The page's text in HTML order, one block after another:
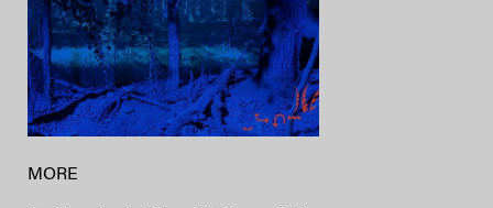
MORE